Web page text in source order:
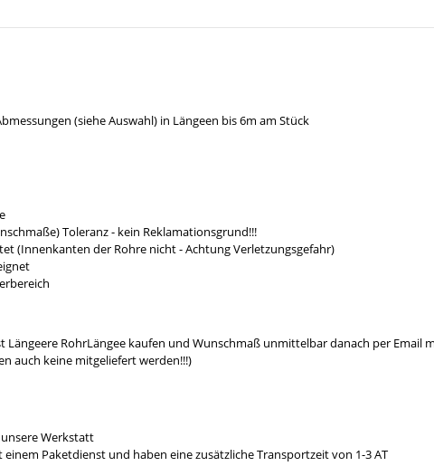
(siehe Auswahl) in Längeen bis 6m am Stück
Toleranz - kein Reklamationsgrund!!!
(Innenkanten der Rohre nicht - Achtung Verletzungsgefahr)
Längeere RohrLängee kaufen und Wunschmaß unmittelbar danach per Email
auch keine mitgeliefert werden!!!)
Werkstatt
Paketdienst und haben eine zusätzliche Transportzeit von 1-3 AT